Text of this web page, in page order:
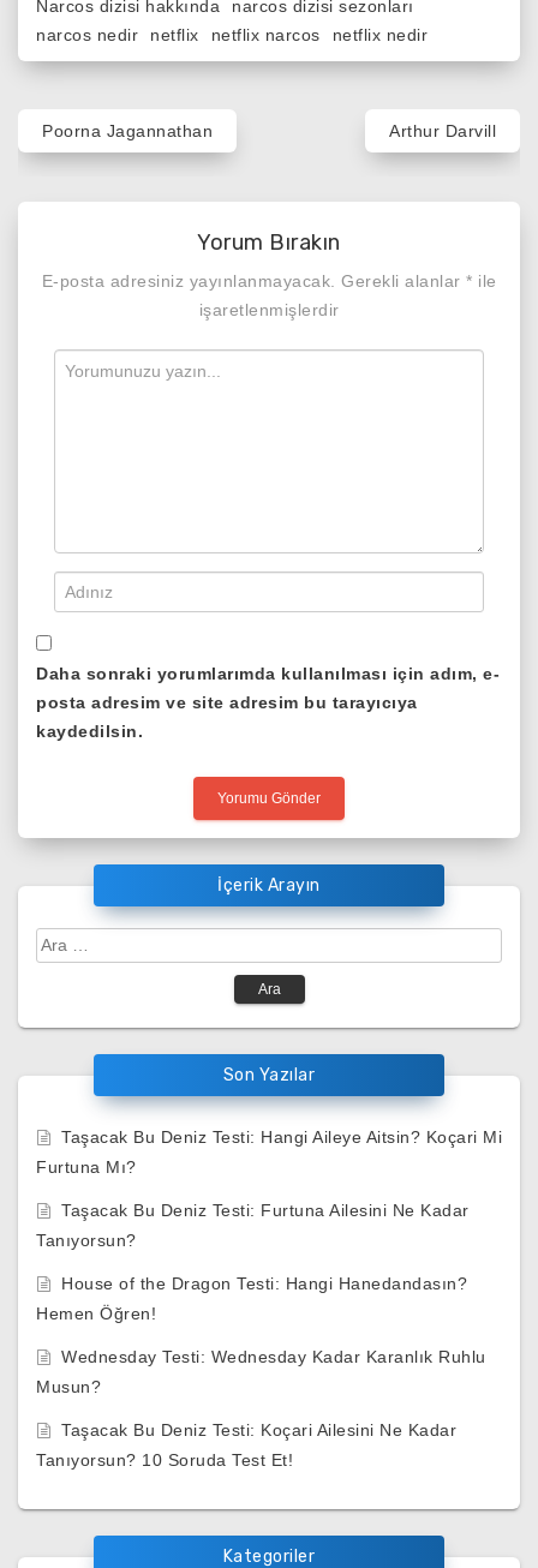
Narcos dizisi hakkında
narcos dizisi sezonları
narcos nedir
netflix netflix narcos netflix nedir
Yazı
gezinmesi
Poorna Jagannathan Arthur Darvill
Yorum Bırakın
E-posta adresiniz yayınlanmayacak. Gerekli alanlar * ile
işaretlenmişlerdir
Daha sonraki yorumlarımda kullanılması için adım, e-
posta adresim ve site adresim bu tarayıcıya
kaydedilsin.
İçerik Arayın
Arama:
Son Yazılar
Taşacak Bu Deniz Testi: Hangi Aileye Aitsin? Koçari Mi
Furtuna Mı?
Taşacak Bu Deniz Testi: Furtuna Ailesini Ne Kadar
Tanıyorsun?
House of the Dragon Testi: Hangi Hanedandasın?
Hemen Öğren!
Wednesday Testi: Wednesday Kadar Karanlık Ruhlu
Musun?
Taşacak Bu Deniz Testi: Koçari Ailesini Ne Kadar
Tanıyorsun? 10 Soruda Test Et!
Kategoriler